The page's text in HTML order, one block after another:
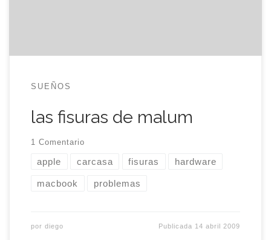
SUEÑOS
las fisuras de malum
1 Comentario
apple carcasa fisuras hardware
macbook problemas
por diego Publicada 14 abril 2009